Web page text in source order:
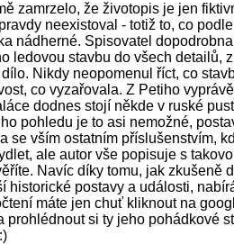
zamrzelo, že životopis je jen
neexistoval - totiž to, co
nádherné. Spisovatel
ledovou stavbu do všech detailů,
Nikdy neopomenul říct, co
co vyzařovala. Z Petiho
dodnes stojí někde v ruské
pohledu je to asi nemožné,
se vším ostatním příslušenstvím,
ale autor vše popisuje s
Navíc díky tomu, jak zkušeně
historické postavy a události,
máte jen chuť kliknout na
prohlédnout si ty jeho pohádkové